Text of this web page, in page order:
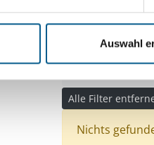
Auswahl
Themen: Natur-
Themen:
Alle Filter
Nichts